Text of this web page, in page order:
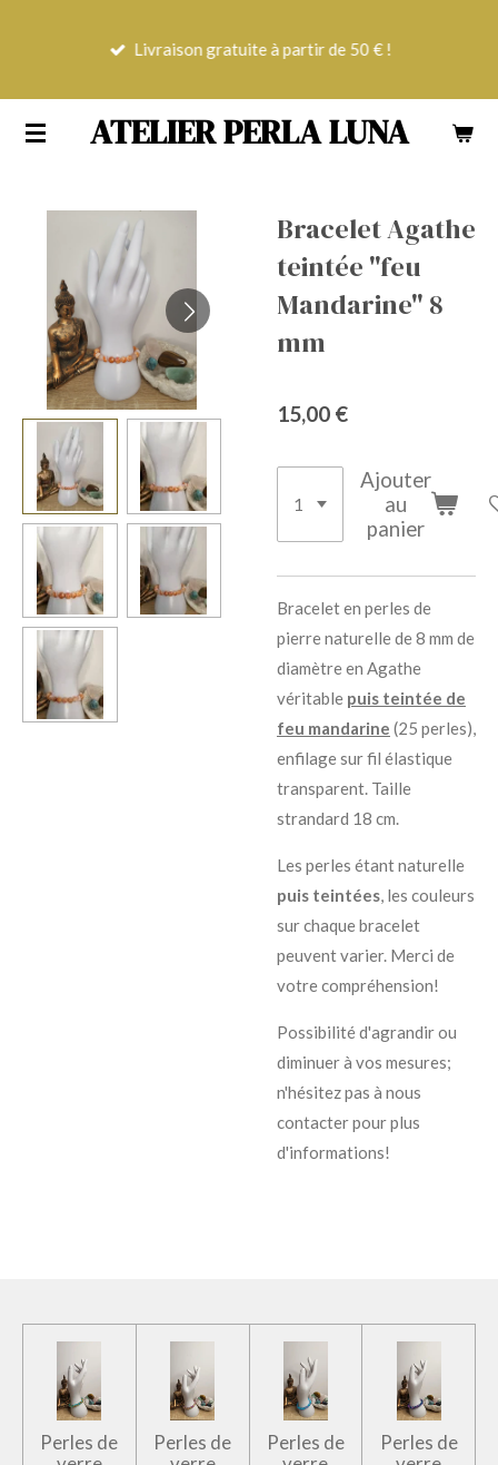
ATELIER PERLA LUNA
Livraison gratuite à partir de 50 € !
Bracelet Agathe
teintée "feu
Mandarine" 8
mm
15,00 €
Ajouter
au
panier
Bracelet en perles de
pierre naturelle de 8 mm de
diamètre en Agathe
véritable puis teintée de
feu mandarine (25 perles),
enfilage sur fil élastique
transparent. Taille
strandard 18 cm.
Les perles étant naturelle
puis teintées, les couleurs
sur chaque bracelet
peuvent varier. Merci de
votre compréhension!
Possibilité d'agrandir ou
diminuer à vos mesures;
n'hésitez pas à nous
contacter pour plus
d'informations!
Perles de
Perles de
Perles de
Perles de